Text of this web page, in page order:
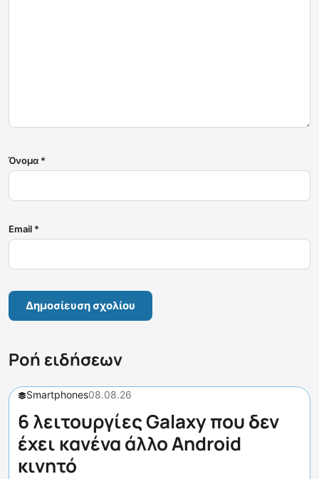
Όνομα *
Email *
Ροή ειδήσεων
Smartphones08.08.26
6 λειτουργίες Galaxy που δεν
έχει κανένα άλλο Android
κινητό